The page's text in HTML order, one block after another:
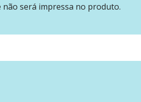
será impressa no produto.